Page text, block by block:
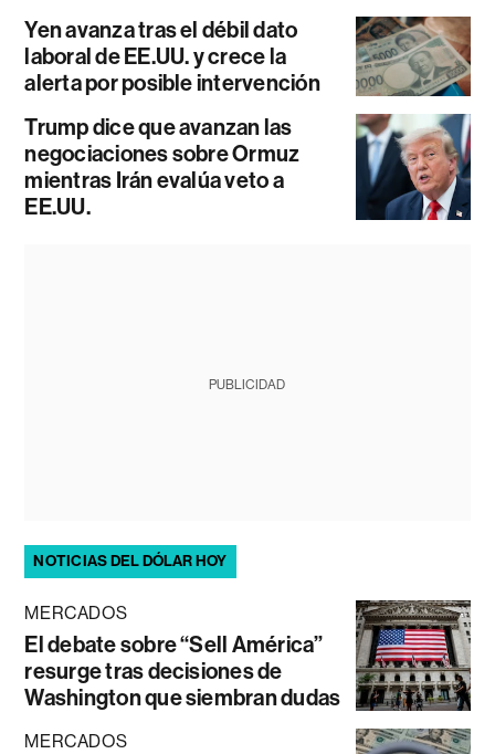
Yen avanza tras el débil dato
laboral de EE.UU. y crece la
alerta por posible intervención
Trump dice que avanzan las
negociaciones sobre Ormuz
mientras Irán evalúa veto a
EE.UU.
PUBLICIDAD
NOTICIAS DEL DÓLAR HOY
MERCADOS
El debate sobre “Sell América”
resurge tras decisiones de
Washington que siembran dudas
MERCADOS